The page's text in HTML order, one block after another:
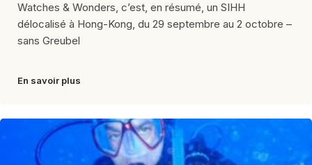
Watches & Wonders, c’est, en résumé, un SIHH
délocalisé à Hong-Kong, du 29 septembre au 2 octobre –
sans Greubel
En savoir plus